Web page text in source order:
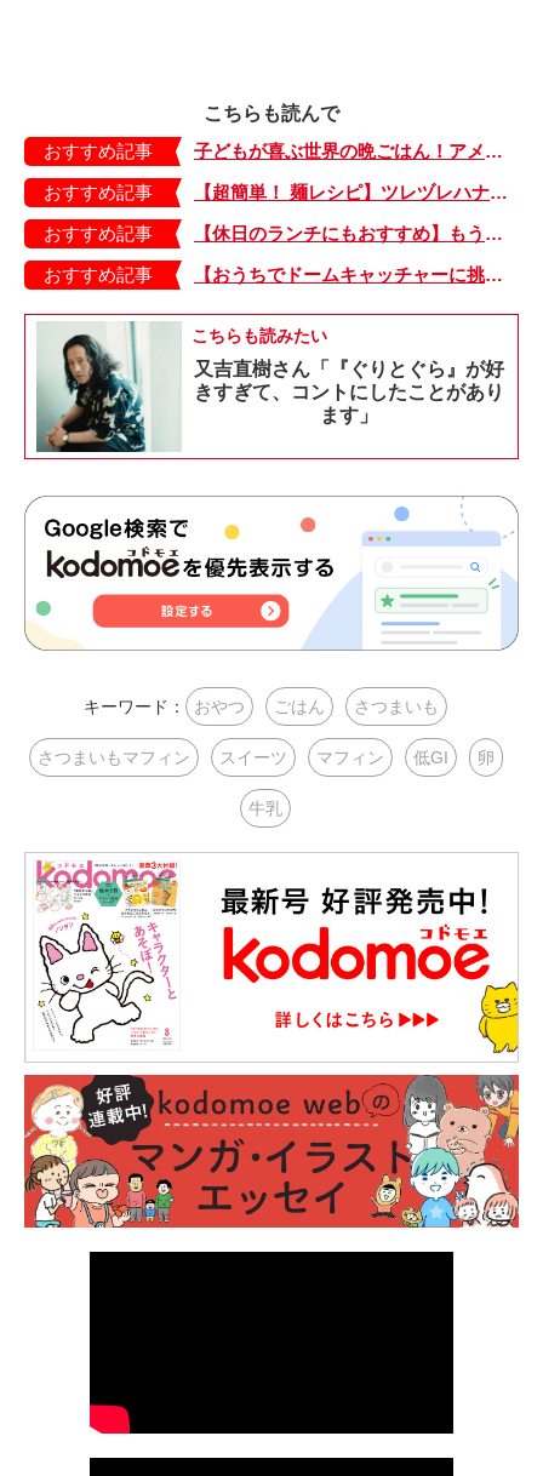
こちらも読んで
おすすめ記事
子どもが喜ぶ世界の晩ごはん！アメリカのフライドチキン＆フライドポテト
おすすめ記事
【超簡単！ 麺レシピ】ツレヅレハナコさんに聞く、パパッと作れる「オイルサーディンとミニトマトの冷製パスタ」
おすすめ記事
【休日のランチにもおすすめ】もう包丁を持つ気力もない…。そんなときは「とろとろ卵のせチャーハン」はいかが？
おすすめ記事
【おうちでドームキャッチャーに挑戦だ】アンパンマン わくわくドームキャッチャー
こちらも読みたい
又吉直樹さん「『ぐりとぐら』が好
きすぎて、コントにしたことがあり
ます」
キーワード： おやつ ごはん さつまいも
さつまいもマフィン スイーツ マフィン 低GI 卵
牛乳